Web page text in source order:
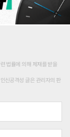
법률에 의해 제재를 받을
신공격성 글은 관리자의 판